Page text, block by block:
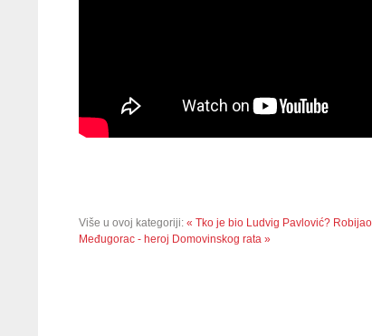
Više u ovoj kategoriji: « Tko je bio Ludvig Pavlović?
Međugorac - heroj Domovinskog rata »